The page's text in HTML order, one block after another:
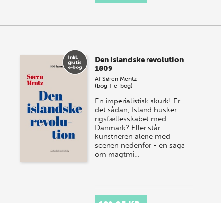
Den islandske revolution
1809
AfSøren Mentz
(bog + e-bog)
En imperialistisk skurk! Er
det sådan, Island husker
rigsfællesskabet med
Danmark? Eller står
kunstneren alene med
scenen nedenfor - en saga
om magtmi…